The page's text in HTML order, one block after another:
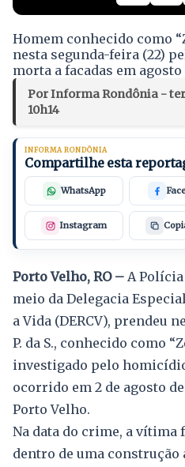
Homem conhecido como
nesta segunda-feira (22)
morta a facadas em agosto
Por Informa Rondônia -
10h14
INFORMA RONDÔNIA
Compartilhe esta
WhatsApp
Instagram
Porto Velho, RO – A
meio da Delegacia
a Vida (DERCV), prendeu
P. da S., conhecido como
investigado pelo
ocorrido em 2 de agosto
Porto Velho.
Na data do crime, a vítima
dentro de uma construção